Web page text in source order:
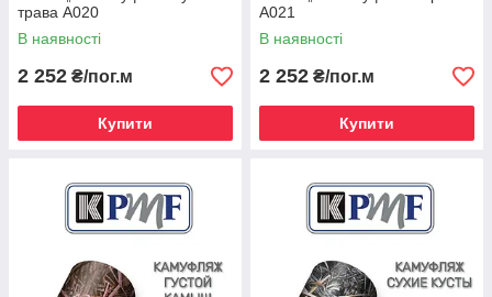
трава A020
В наявності
2 252 ₴/пог.м
Купити
A021
В наявності
2 252 ₴/пог.м
Купити